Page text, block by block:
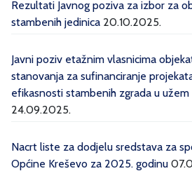
Rezultati Javnog poziva za izbor za
stambenih jedinica 20.10.2025.
Javni poziv etažnim vlasnicima
stanovanja za sufinanciranje
efikasnosti stambenih zgrada u užem
24.09.2025.
Nacrt liste za dodjelu sredstava za
Općine Kreševo za 2025. godinu